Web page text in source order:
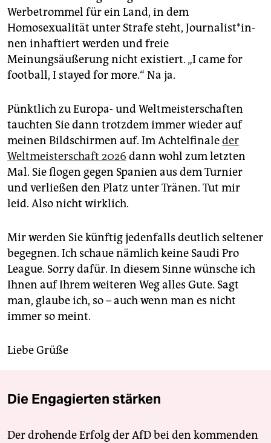
Werbetrommel für ein Land, in dem
Homosexualität unter Strafe steht, Jour­na­lis­t*in­
nen inhaftiert werden und freie
Meinungsäußerung nicht existiert. „I came for
football, I stayed for more.“ Na ja.
Pünktlich zu Europa- und Weltmeisterschaften
tauchten Sie dann trotzdem immer wieder auf
meinen Bildschirmen auf. Im Achtelfinaleder
Weltmeisterschaft 2026 dann wohl zum letzten
Mal. Sie flogen gegen Spanien aus dem Turnier
und verließen den Platz unter Tränen. Tut mir
leid. Also nicht wirklich.
Mir werden Sie künftig jedenfalls deutlich seltener
begegnen. Ich schaue nämlich keine Saudi Pro
League. Sorry dafür. In diesem Sinne wünsche ich
Ihnen auf Ihrem weiteren Weg alles Gute. Sagt
man, glaube ich, so – auch wenn man es nicht
immer so meint.
Liebe Grüße
Die Engagierten stärken
Der drohende Erfolg der AfD bei den kommenden